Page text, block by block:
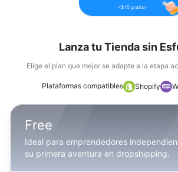
<$15 gratis>
Lanza tu Tienda sin
Elige el plan que mejor se adapte a la etapa
Plataformas compatibles Shopify
Free
Ideal para emprendedores
su primera aventura en dropshipping.